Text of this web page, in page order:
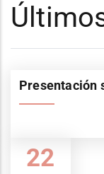
22
Presentación